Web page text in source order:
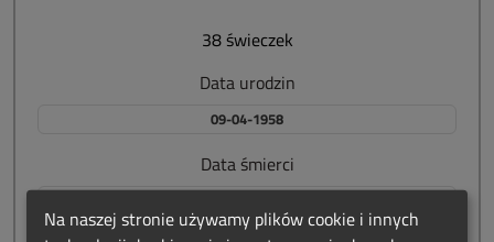
38 świeczek
Data urodzin
09-04-1958
Data śmierci
Na naszej stronie używamy plików cookie i innych